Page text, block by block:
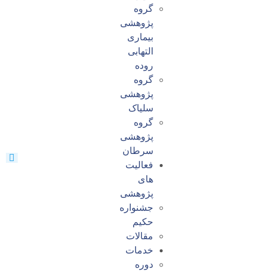
گروه
پژوهشی
بیماری
التهابی
روده
گروه
پژوهشی
سلیاک
گروه
پژوهشی
سرطان
فعالیت
های
پژوهشی
جشنواره
حکیم
مقالات
خدمات
دوره